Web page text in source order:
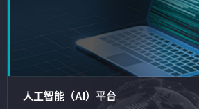
人工智能（AI）平台